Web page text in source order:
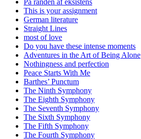
På randen af eksistens
This is your assignment
German literature
Straight Lines
most of love
Do you have these intense moments
Adventures in the Art of Being Alone
Nothingness and perfection
Peace Starts With Me
Barthes’ Punctum
The Ninth Symphony
The Eighth Symphony
The Seventh Symphony
The Sixth Symphony
The Fifth Symphony
The Fourth Symphony